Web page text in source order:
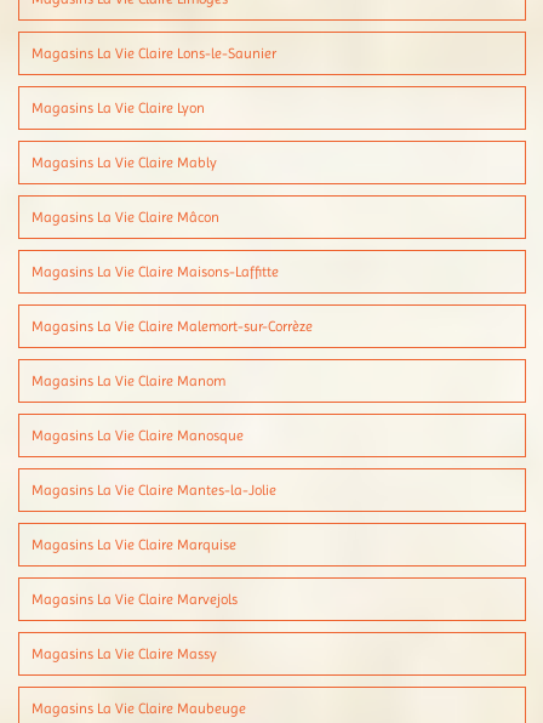
Magasins La Vie Claire Lons-le-Saunier
Magasins La Vie Claire Lyon
Magasins La Vie Claire Mably
Magasins La Vie Claire Mâcon
Magasins La Vie Claire Maisons-Laffitte
Magasins La Vie Claire Malemort-sur-Corrèze
Magasins La Vie Claire Manom
Magasins La Vie Claire Manosque
Magasins La Vie Claire Mantes-la-Jolie
Magasins La Vie Claire Marquise
Magasins La Vie Claire Marvejols
Magasins La Vie Claire Massy
Magasins La Vie Claire Maubeuge